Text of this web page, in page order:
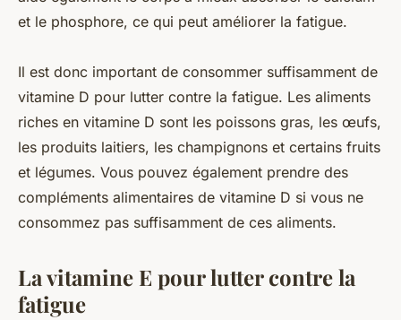
et le phosphore, ce qui peut améliorer la fatigue.
Il est donc important de consommer suffisamment de
vitamine D pour lutter contre la fatigue. Les aliments
riches en vitamine D sont les poissons gras, les œufs,
les produits laitiers, les champignons et certains fruits
et légumes. Vous pouvez également prendre des
compléments alimentaires de vitamine D si vous ne
consommez pas suffisamment de ces aliments.
La vitamine E pour lutter contre la
fatigue